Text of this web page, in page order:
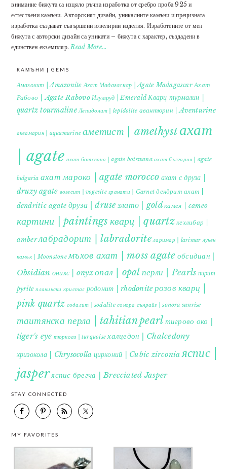
внимание бижута са изцяло ръчна изработка от сребро проба 925 и
естествени камъни. Авторският дизайн, уникалните камъни и прецизната
изработка създават съвършени ювелирни изделия. Изработените от мен
бижута с авторски дизайн са уникати – бижута с характер, създадени в
единствен екземпляр.Read More…
КАМЪНИ | GEMS
Амазонит | Amazonite Ахат Мадагаскар | Agate Madagascar Ахат
Рабово | Agate Rabovo Изумруд | Emerald Кварц турмалин |
quartz tourmaline Лепидолит | lepidolite авантюрин | Aventurine
аквамарин | aquamarine аметист | amethystахат
| agate ахат ботсвана | agate botswana ахат българия | agate
bulgaria ахат мароко | agate morocco ахат с друза |
druzy agate вогесит | vogesite гранати | Garnet дендрит ахат |
dendritic agate друза | druse злато | gold камея | cameo
картини | paintings кварц | quartzкехлибар |
amberлабрадорит | labradorite ларимар | larimar лунен
камък | Moonstone мъхов ахат | moss agate обсидиан |
Obsidian оникс | onyxопал | opal перли | Pearls пирит |
pyrite планински кристал родонит | rhodonite розов кварц |
pink quartz содалит | sodalite сонора сънрайз | sonora sunrise
таитянска перла | tahitian pearl тигрово око |
tiger's eye тюркоаз | turquoise халцедон | Chalcedony
хризокола | Chrysocolla цирконий | Cubic zirconia яспис |
jasperяспис брегча | Brecciated Jasper
STAY CONNECTED
MY FAVORITES